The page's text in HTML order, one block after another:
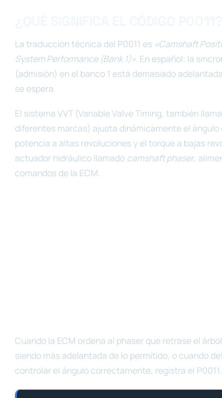
La traducción técnica del P0011 es «Camshaft
System Performance (Bank 1)». En español: la
(admisión) en el banco 1 está demasiado
se espera.
El sistema VVT (Variable Valve Timing, también
diferentes marcas) ajusta dinámicamente el ángulo
potencia a altas revoluciones y el torque a bajas
actuador hidráulico llamado camshaft phaser,
comandos de la ECM.
Cuando la ECM ordena al phaser que retrase el
siendo más adelantada de lo permitido, o cuando
controlar el ángulo correctamente, registra el P0011.